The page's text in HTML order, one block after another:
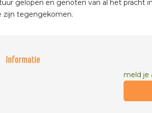
gelopen en genoten van al het pracht
zijn tegengekomen.
Informatie
meld je